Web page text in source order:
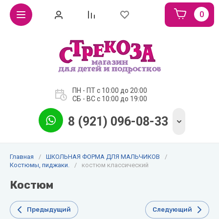
ПН - ПТ с 10:00 до 20:00
СБ - ВС с 10:00 до 19:00
8 (921) 096-08-33
ОДЕЖДА
ДЕВОЧЕК
осень-
ветровки,
пальто,
осень
джинсы,
брюки,
ОДЕЖДА
ДЛЯ
МАЛЬЧИКОВ
куртки
еврозима
жилеты
весна-
брюки, осень-
зима 2022-2023
ШКОЛЬНАЯ
ФОРМА
ДЛЯ
ДЕВОЧЕК
Брюки.
0
Главная / ШКОЛЬНАЯ ФОРМА ДЛЯ МАЛЬЧИКОВ
/
Костюмы, пиджаки.
/ костюм классический
Костюм
Предыдущий Следующий